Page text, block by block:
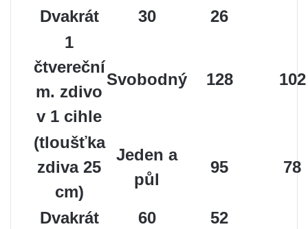
Dvakrát 30
26
1
čtvereční
m. zdivo
v 1 cihle
Svobodný 128 102
(tloušťka
zdiva 25
cm)
Jeden a
půl
95 78
Dvakrát 60
52